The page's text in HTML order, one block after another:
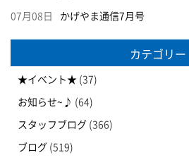
07月08日 かげやま通信7月号
カテゴリー
★イベント★ (37)
お知らせ~♪ (64)
スタッフブログ (366)
ブログ (519)